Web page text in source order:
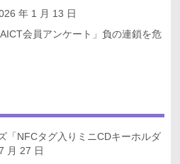
年 1 月 13 日
会員アンケート」負の連鎖を危
「NFCタグ入りミニCDキーホルダ
月 27 日